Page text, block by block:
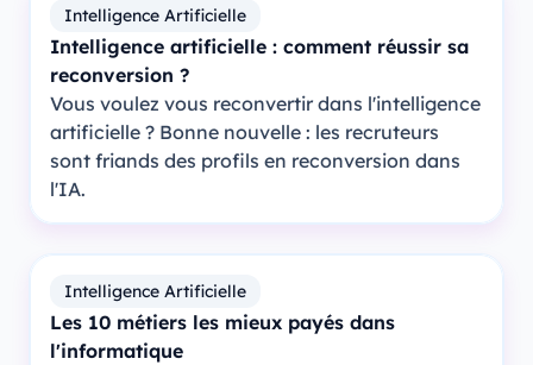
Intelligence Artificielle
Intelligence artificielle : comment réussir sa
reconversion ?
Vous voulez vous reconvertir dans l'intelligence
artificielle ? Bonne nouvelle : les recruteurs
sont friands des profils en reconversion dans
l'IA.
Intelligence Artificielle
Les 10 métiers les mieux payés dans
l'informatique